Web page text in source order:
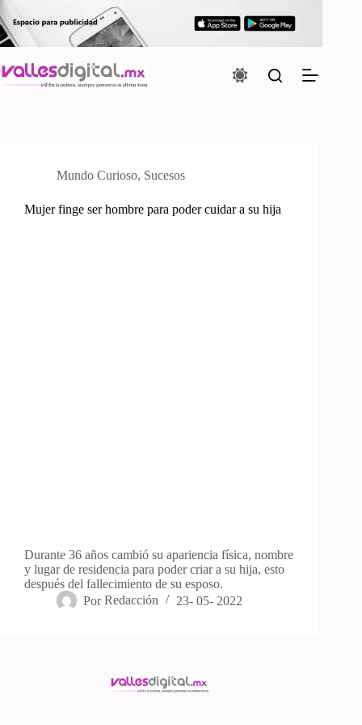
al
contenido
Mundo Curioso, Sucesos
Mujer finge ser hombre para poder cuidar a su hija
Durante 36 años cambió su apariencia física, nombre
y lugar de residencia para poder criar a su hija, esto
después del fallecimiento de su esposo.
Por Redacción 23- 05- 2022